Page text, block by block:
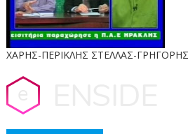
ΧΑΡΗΣ-ΠΕΡΙΚΛΗΣ ΣΤΕΛΛΑΣ-ΓΡΗΓΟΡΗΣ